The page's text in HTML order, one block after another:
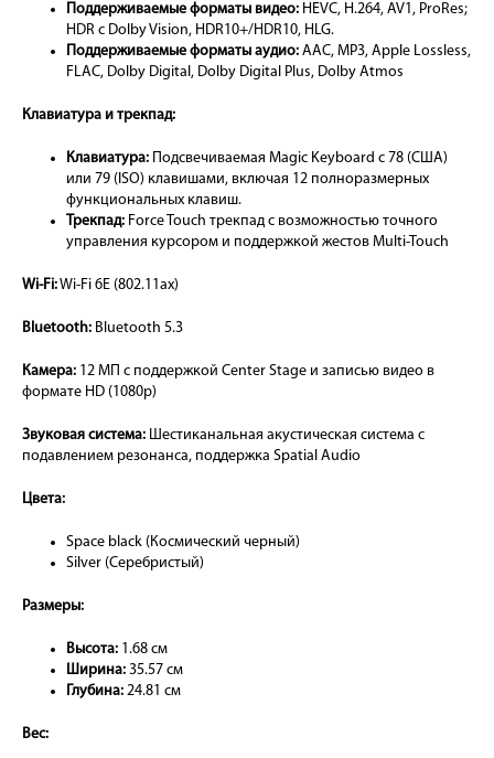
Поддерживаемые форматы видео: HEVC, H.264, AV1, ProRes;
HDR с Dolby Vision, HDR10+/HDR10, HLG.
Поддерживаемые форматы аудио: AAC, MP3, Apple Lossless,
FLAC, Dolby Digital, Dolby Digital Plus, Dolby Atmos
Клавиатура и трекпад:
Клавиатура: Подсвечиваемая Magic Keyboard с 78 (США)
или 79 (ISO) клавишами, включая 12 полноразмерных
функциональных клавиш.
Трекпад: Force Touch трекпад с возможностью точного
управления курсором и поддержкой жестов Multi-Touch
Wi-Fi:Wi-Fi 6E (802.11ax)
Bluetooth: Bluetooth 5.3
Камера: 12 МП с поддержкой Center Stage и записью видео в
формате HD (1080p)
Звуковая система: Шестиканальная акустическая система с
подавлением резонанса, поддержка Spatial Audio
Цвета:
Space black (Космический черный)
Silver (Серебристый)
Размеры:
Высота: 1.68 см
Ширина: 35.57 см
Глубина: 24.81 см
Вес: